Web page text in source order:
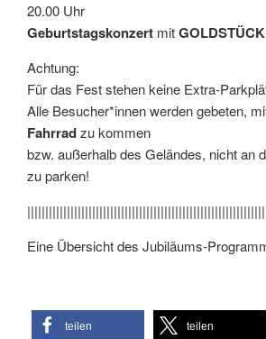
20.00 Uhr
Geburtstagskonzert mitGOLDSTÜCK
Achtung:
Für das Fest stehen keine Extra-
Alle Besucher*innen werden gebeten,
Fahrradzu kommen
bzw. außerhalb des Geländes, nicht an
zu parken!
Eine Übersicht des Jubiläums-
teilen teilen